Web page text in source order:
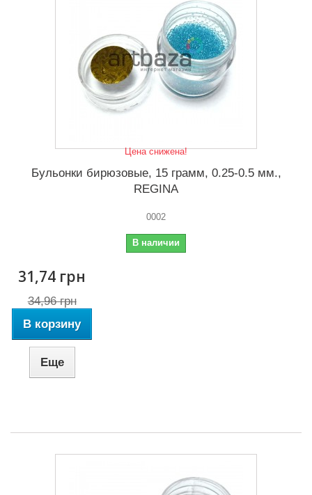
Цена снижена!
Бульонки бирюзовые, 15 грамм, 0.25-0.5 мм.,
REGINA
0002
В наличии
31,74 грн
34,96 грн
В корзину
Еще